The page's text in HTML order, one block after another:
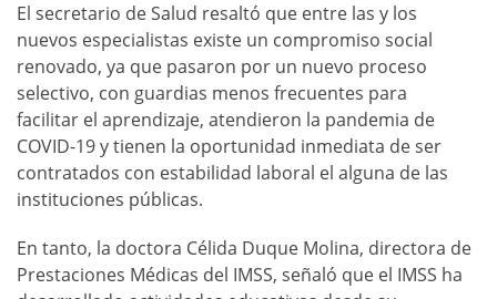
El secretario de Salud resaltó que entre las y los
nuevos especialistas existe un compromiso social
renovado, ya que pasaron por un nuevo proceso
selectivo, con guardias menos frecuentes para
facilitar el aprendizaje, atendieron la pandemia de
COVID-19 y tienen la oportunidad inmediata de ser
contratados con estabilidad laboral el alguna de las
instituciones públicas.
En tanto, la doctora Célida Duque Molina, directora de
Prestaciones Médicas del IMSS, señaló que el IMSS ha